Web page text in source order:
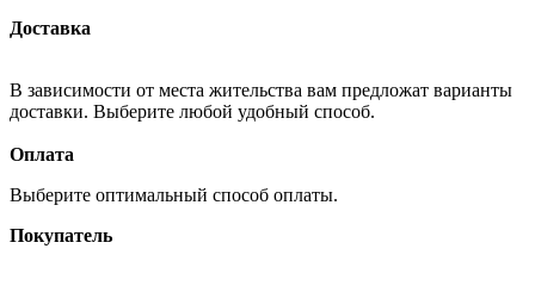
Доставка
В зависимости от места жительства вам предложат варианты
доставки. Выберите любой удобный способ.
Оплата
Выберите оптимальный способ оплаты.
Покупатель